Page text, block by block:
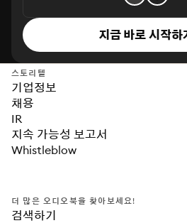
지금 바로 시작하
스토리텔
기업정보
채용
IR
지속 가능성 보고서
Whistleblow
더 많은 오디오북을 찾아보세요!
검색하기